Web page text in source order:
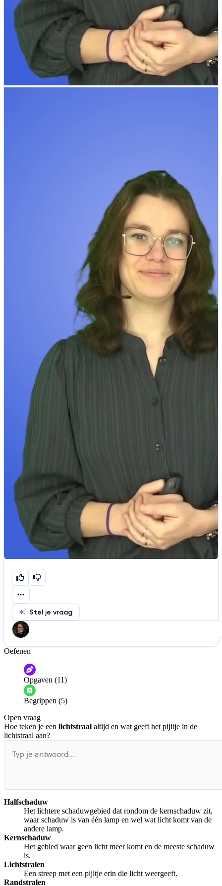
Stel je vraag
Help ons de video te verbeteren
De audio is slecht
Informatie is onjuist
De docent is te langdradig
De uitleg gaat te langzaam
Afspelen werkte niet
Oefenen
Opgaven (11)
Begrippen (5)
Open vraag
Hoe teken je een lichtstraal altijd en wat geeft het pijltje in de
lichtstraal aan?
Halfschaduw
Het lichtere schaduwgebied dat rondom de kernschaduw zit,
waar schaduw is van één lamp en wel wat licht komt van de
andere lamp.
Kernschaduw
Het gebied waar geen licht meer komt en de meeste schaduw
is.
Lichtstralen
Een streep met een pijltje erin die licht weergeeft.
Randstralen